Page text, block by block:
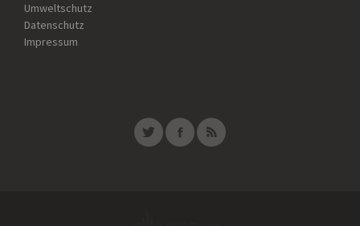
Umweltschutz
Datenschutz
Impressum